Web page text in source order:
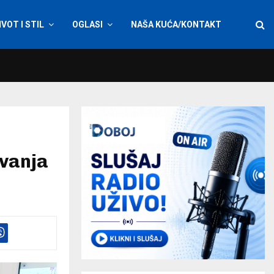
I STIL OGLASI NAŠA KUĆA/KONTAKT